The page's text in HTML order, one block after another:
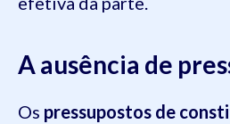
A ausência de
Os pressupostos de